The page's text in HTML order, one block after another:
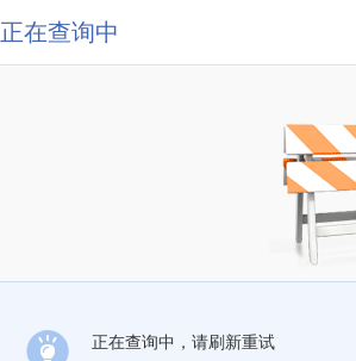
正在查询中
正在查询中，请刷新重试